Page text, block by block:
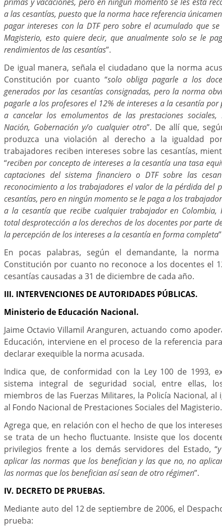
a las cesantías, puesto que la norma hace referencia
pagar intereses con la DTF pero sobre el acumulado que
Magisterio, esto quiere decir, que anualmente solo se le
rendimientos de las cesantías”.
De igual manera, señala el ciudadano que la norma
Constitución por cuanto “solo obliga pagarle a los
generados por las cesantías consignadas, pero la norma
pagarle a los profesores el 12% de intereses a la cesantía
a cancelar los emolumentos de las prestaciones
Nación, Gobernación y/o cualquier otro”. De allí que,
produzca una violación al derecho a la igualdad
trabajadores reciben intereses sobre las cesantías,
“reciben por concepto de intereses a la cesantía una tasa
captaciones del sistema financiero o DTF sobre las
reconocimiento a los trabajadores el valor de la pérdida del
cesantías, pero en ningún momento se le paga a los
a la cesantía que recibe cualquier trabajador en Colombia,
total desprotección a los derechos de los docentes por parte
la percepción de los intereses a la cesantía en forma completa
En pocas palabras, según el demandante, la
Constitución por cuanto no reconoce a los docentes el
cesantías causadas a 31 de diciembre de cada año.
III. INTERVENCIONES DE AUTORIDADES PÚBLICAS.
Ministerio de Educación Nacional.
Jaime Octavio Villamil Aranguren, actuando como
Educación, interviene en el proceso de la referencia
declarar exequible la norma acusada.
Indica que, de conformidad con la Ley 100 de 1993,
sistema integral de seguridad social, entre ellas,
miembros de las Fuerzas Militares, la Policía Nacional,
al Fondo Nacional de Prestaciones Sociales del Magisterio.
Agrega que, en relación con el hecho de que los
se trata de un hecho fluctuante. Insiste que los
privilegios frente a los demás servidores del Estado, “
aplicar las normas que los benefician y las que no, no
las normas que los benefician así sean de otro régimen”.
IV. DECRETO DE PRUEBAS.
Mediante auto del 12 de septiembre de 2006, el
prueba: